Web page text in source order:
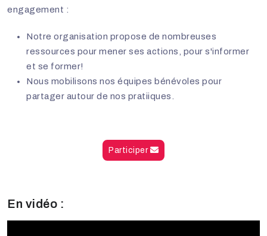
engagement :
Notre organisation propose de nombreuses
ressources pour mener ses actions, pour s'informer
et se former!
Nous mobilisons nos équipes bénévoles pour
partager autour de nos pratiiques.
Participer
En vidéo :